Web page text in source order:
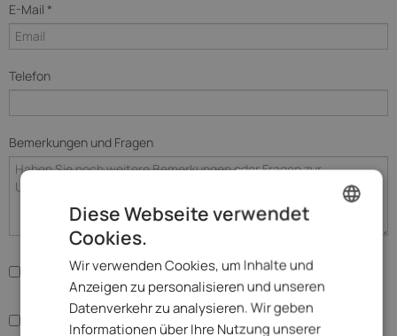
E-Mail *
Telefon
Bemerkungen und Fragen
Ja, ich stimme derDatenverarbeitungzu.
Ja, ich möchte den Newsletter erhalten.
ITALIAN
Diese Webseite verwendet
Cookies.
Wir verwenden Cookies, um Inhalte und
Anzeigen zu personalisieren und unseren
Datenverkehr zu analysieren. Wir geben
Informationen über Ihre Nutzung unserer